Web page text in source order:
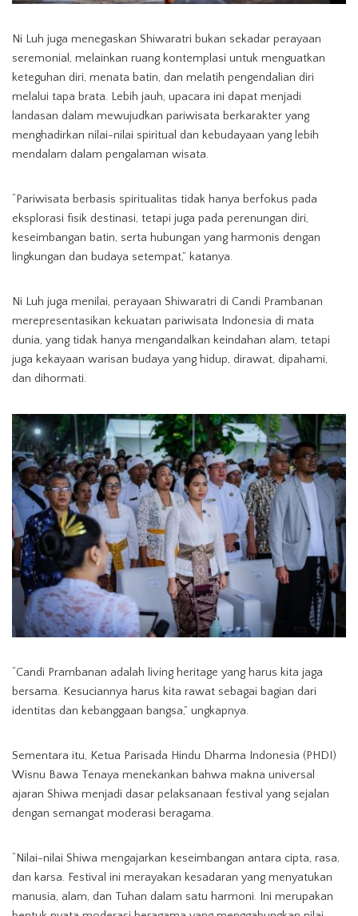
Ni Luh juga menegaskan Shiwaratri bukan sekadar perayaan
seremonial, melainkan ruang kontemplasi untuk menguatkan
keteguhan diri, menata batin, dan melatih pengendalian diri
melalui tapa brata. Lebih jauh, upacara ini dapat menjadi
landasan dalam mewujudkan pariwisata berkarakter yang
menghadirkan nilai-nilai spiritual dan kebudayaan yang lebih
mendalam dalam pengalaman wisata.
“Pariwisata berbasis spiritualitas tidak hanya berfokus pada
eksplorasi fisik destinasi, tetapi juga pada perenungan diri,
keseimbangan batin, serta hubungan yang harmonis dengan
lingkungan dan budaya setempat,” katanya.
Ni Luh juga menilai, perayaan Shiwaratri di Candi Prambanan
merepresentasikan kekuatan pariwisata Indonesia di mata
dunia, yang tidak hanya mengandalkan keindahan alam, tetapi
juga kekayaan warisan budaya yang hidup, dirawat, dipahami,
dan dihormati.
“Candi Prambanan adalah living heritage yang harus kita jaga
bersama. Kesuciannya harus kita rawat sebagai bagian dari
identitas dan kebanggaan bangsa,” ungkapnya.
Sementara itu, Ketua Parisada Hindu Dharma Indonesia (PHDI)
Wisnu Bawa Tenaya menekankan bahwa makna universal
ajaran Shiwa menjadi dasar pelaksanaan festival yang sejalan
dengan semangat moderasi beragama.
“Nilai-nilai Shiwa mengajarkan keseimbangan antara cipta, rasa,
dan karsa. Festival ini merayakan kesadaran yang menyatukan
manusia, alam, dan Tuhan dalam satu harmoni. Ini merupakan